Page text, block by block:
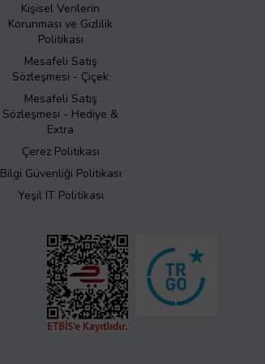
Kişisel Verilerin
Korunması ve Gizlilik
Politikası
Mesafeli Satış
Sözleşmesi - Çiçek
Mesafeli Satış
Sözleşmesi - Hediye &
Extra
Çerez Politikası
Bilgi Güvenliği Politikası
Yeşil IT Politikası